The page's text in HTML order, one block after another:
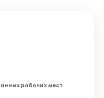
рабочих мест